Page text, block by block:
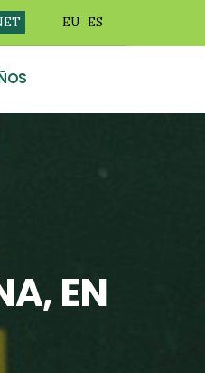
EU ES
EN